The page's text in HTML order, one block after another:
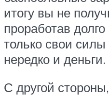
итогу вы не
проработав
только свои
нередко и деньги.
С другой